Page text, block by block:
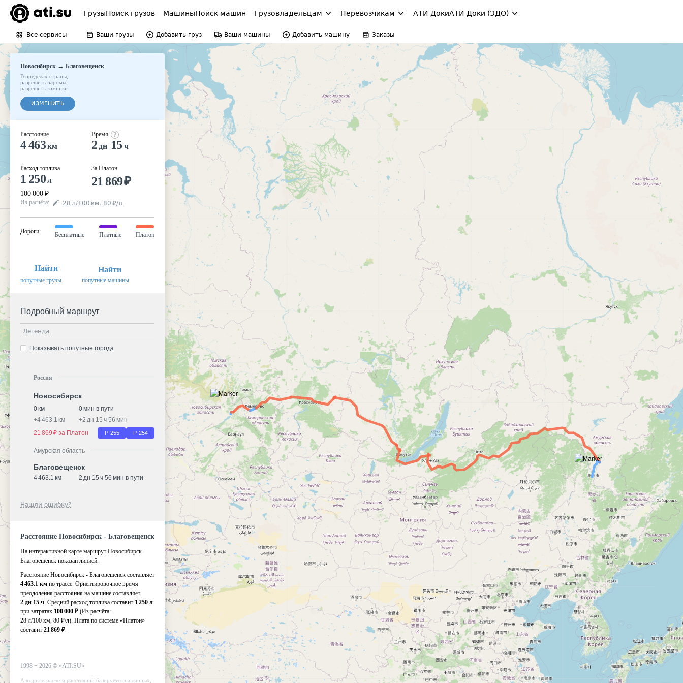
ГрузыПоиск грузов МашиныПоиск машин Грузовладельцам Перевозчикам АТИ-ДокиАТИ-Доки (ЭДО)
Все сервисы Ваши грузы Добавить груз Ваши машины Добавить машину Заказы
Новосибирск→ Благовещенск
В пределах страны
разрешить паромы
разрешить зимники
ИЗМЕНИТЬ
Расстояние
4 463км
Расход топлива
1 250л
100 000 ₽
Время
2 дн 15 ч
За Платон
21 869₽
Из расчёта: 28 л/100 км, 80 ₽/л
Дороги:
Бесплатные Платные Платон
Найти
попутные грузы
Найти
попутные машины
Подробный маршрут
Легенда
Показывать попутные города
Россия
Новосибирск
0 км
0 мин в пути
+4 463.1 км +2 дн 15 ч 56 мин
21 869 ₽ за Платон
Р-255 Р-254
Амурская область
Благовещенск
4 463.1 км 2 дн 15 ч 56 мин в пути
Нашли ошибку?
Расстояние Новосибирск - Благовещенск
На интерактивной карте маршрут Новосибирск -
Благовещенск показан линией.
Расстояние Новосибирск - Благовещенск составляет
4 463.1 км по трассе. Ориентировочное время
преодоления расстояния на машине составляет
2 дн 15 ч. Средний расход топлива составит 1 250 л
при затратах 100 000 ₽ (Из расчёта:
28 л/100 км, 80 ₽/л). Плата по системе «Платон»
составит 21 869 ₽.
1998 − 2026 © «ATI.SU»
Алгоритм расчета расстояний базируется на данных,